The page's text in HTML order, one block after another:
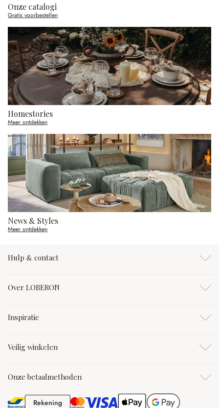
Onze catalogi
Gratis voorbestellen
Homestories
Meer ontdekken
News & Styles
Meer ontdekken
Hulp & contact
Over LOBERON
Inspiratie
Veilig winkelen
Onze betaalmethoden
RekeningRekening